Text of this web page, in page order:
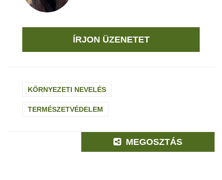
ÍRJON ÜZENETET
KÖRNYEZETI NEVELÉS
TERMÉSZETVÉDELEM
MEGOSZTÁS